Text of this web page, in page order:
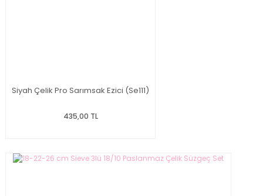
Siyah Çelik Pro Sarımsak Ezici (Se111)
435,00 TL